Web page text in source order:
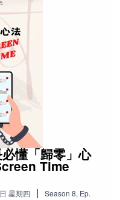
著名廚師）
懂「歸零」心
Time
星期四 | Season 8, Ep.